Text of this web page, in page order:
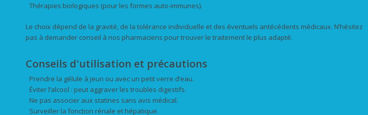
Thérapies biologiques (pour les formes auto-immunes).
Le choix dépend de la gravité, de la tolérance individuelle et des éventuels antécédents médicaux. N’hésitez
pas à demander conseil à nos pharmaciens pour trouver le traitement le plus adapté.
Conseils d'utilisation et précautions
Prendre la gélule à jeun ou avec un petit verre d’eau.
Éviter l’alcool : peut aggraver les troubles digestifs.
Ne pas associer aux statines sans avis médical.
Surveiller la fonction rénale et hépatique.